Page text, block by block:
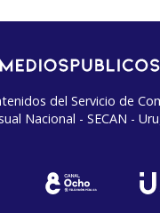
del Servicio de
Nacional - SECAN -